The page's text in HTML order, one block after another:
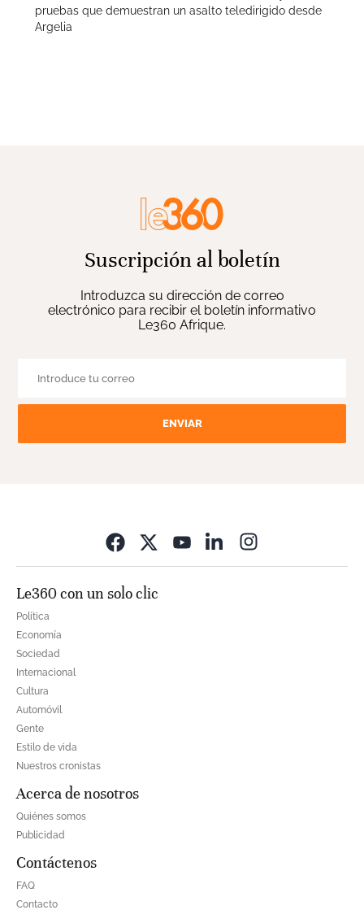
pruebas que demuestran un asalto teledirigido desde
Argelia
Suscripción al boletín
Introduzca su dirección de correo
electrónico para recibir el boletín informativo
Le360 Afrique.
ENVIAR
Le360 con un solo clic
Política
Economía
Sociedad
Internacional
Cultura
Automóvil
Gente
Estilo de vida
Nuestros cronistas
Acerca de nosotros
Quiénes somos
Publicidad
Contáctenos
FAQ
Contacto